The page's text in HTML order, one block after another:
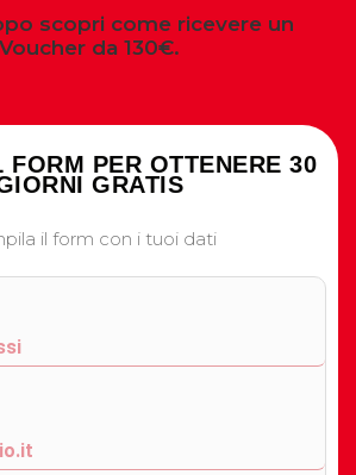
scopri come ricevere un
Voucher da 130€.
FORM PER OTTENERE 30
GRATIS
il form con i tuoi dati